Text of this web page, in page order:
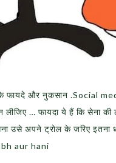
के फायदे और नुकसान .Social
लीजिए … फायदा ये हैं कि सेना की
उसे अपने ट्रोल के जरिए इतना
aur hani